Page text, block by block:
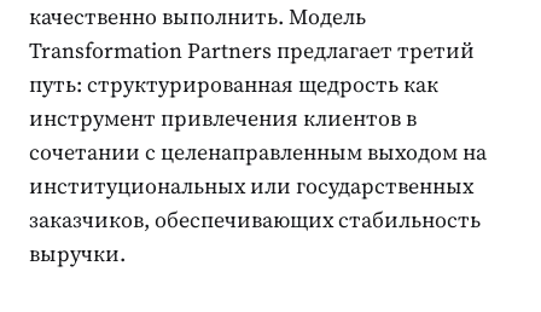
качественно выполнить. Модель
Transformation Partners предлагает третий
путь: структурированная щедрость как
инструмент привлечения клиентов в
сочетании с целенаправленным выходом на
институциональных или государственных
заказчиков, обеспечивающих стабильность
выручки.